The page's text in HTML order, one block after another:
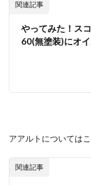
関連記事
やってみた！ス
60(無塗装)にオ
アアルトについては
関連記事